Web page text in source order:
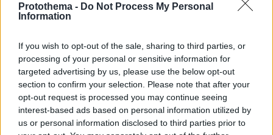
Protothema - Do Not Process My Personal
Information
If you wish to opt-out of the sale, sharing to third parties, or
processing of your personal or sensitive information for
targeted advertising by us, please use the below opt-out
section to confirm your selection. Please note that after your
opt-out request is processed you may continue seeing
interest-based ads based on personal information utilized by
us or personal information disclosed to third parties prior to
ΡΟΗ ΕΙΔΗΣΕΩΝ
Ειδήσεις Δημοφιλή Σχολιασμένα